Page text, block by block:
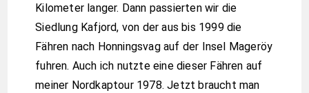
Kilometer langer. Dann passierten wir die
Siedlung Kafjord, von der aus bis 1999 die
Fähren nach Honningsvag auf der Insel Mageröy
fuhren. Auch ich nutzte eine dieser Fähren auf
meiner Nordkaptour 1978. Jetzt braucht man